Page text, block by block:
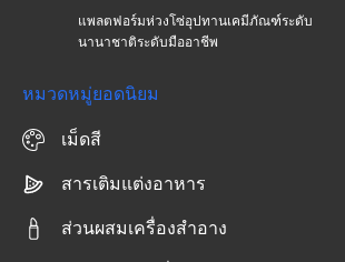
แพลตฟอร์มห่วงโซ่อุปทานเคมีภัณฑ์ระดับ
นานาชาติระดับมืออาชีพ
หมวดหมู่ยอดนิยม
เม็ดสี
สารเติมแต่งอาหาร
ส่วนผสมเครื่องสำอาง